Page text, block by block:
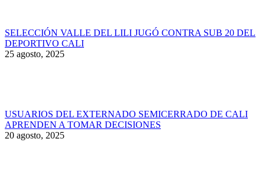
SELECCIÓN VALLE DEL LILI JUGÓ CONTRA SUB 20 DEL
DEPORTIVO CALI
25 agosto, 2025
USUARIOS DEL EXTERNADO SEMICERRADO DE CALI
APRENDEN A TOMAR DECISIONES
20 agosto, 2025